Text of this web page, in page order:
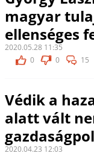
magyar
ellenséges
2020.05.28 11:35
0
0 15
Védik a
alatt vált
2020.04.23 12:03